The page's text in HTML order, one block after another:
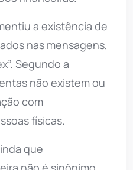
a existência de
nas mensagens,
Segundo a
não existem ou
com
físicas.
que